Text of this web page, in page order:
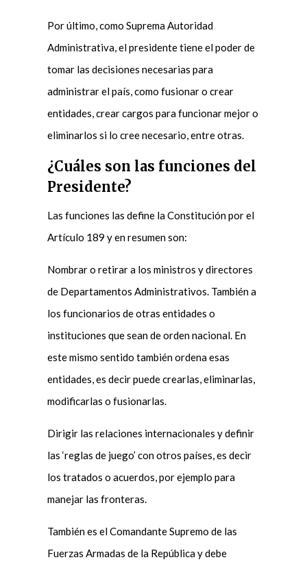
Por último, como Suprema Autoridad
Administrativa, el presidente tiene el poder de
tomar las decisiones necesarias para
administrar el país, como fusionar o crear
entidades, crear cargos para funcionar mejor o
eliminarlos si lo cree necesario, entre otras.
¿Cuáles son las funciones del
Presidente?
Las funciones las define la Constitución por el
Artículo 189 y en resumen son:
Nombrar o retirar a los ministros y directores
de Departamentos Administrativos. También a
los funcionarios de otras entidades o
instituciones que sean de orden nacional. En
este mismo sentido también ordena esas
entidades, es decir puede crearlas, eliminarlas,
modificarlas o fusionarlas.
Dirigir las relaciones internacionales y definir
las ‘reglas de juego’ con otros países, es decir
los tratados o acuerdos, por ejemplo para
manejar las fronteras.
También es el Comandante Supremo de las
Fuerzas Armadas de la República y debe